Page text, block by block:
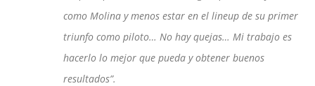
como Molina y menos estar en el lineup de su primer
triunfo como piloto… No hay quejas… Mi trabajo es
hacerlo lo mejor que pueda y obtener buenos
resultados”.